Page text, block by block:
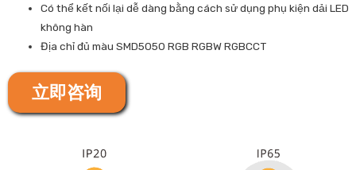
Có thể kết nối lại dễ dàng bằng cách sử dụng phụ kiện dải LED
không hàn
Địa chỉ đủ màu SMD5050 RGB RGBW RGBCCT
立即咨询